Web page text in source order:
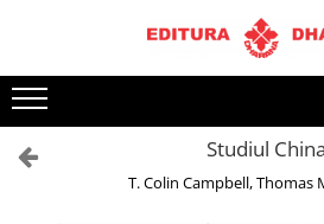
Toate Produsele
CARTI EDITURA DHARANA
OFERTE LA PACHET
Carti cu AUTOGRAF
Studiul China
T. Colin Campbell, Thomas